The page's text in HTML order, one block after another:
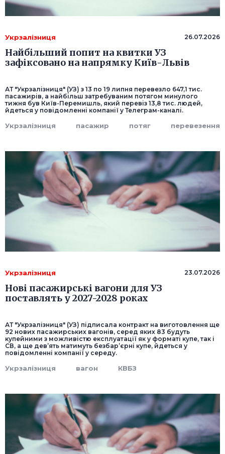
Укрзалізниця 26.07.2026
Найбільший попит на квитки УЗ
зафіксовано на напрямку Київ-Львів
АТ "Укрзалізниця" (УЗ) з 13 по 19 липня перевезло 647,1 тис.
пасажирів, а найбільш затребуваним потягом минулого
тижня був Київ-Перемишль, який перевіз 13,8 тис. людей,
йдеться у повідомленні компанії у Телеграм-каналі.
Укрзалізниця пасажир потяг перевезення
Укрзалізниця 23.07.2026
Нові пасажирські вагони для УЗ
поставлять у 2027-2028 роках
АТ "Укрзалізниця" (УЗ) підписала контракт на виготовлення ще
92 нових пасажирських вагонів, серед яких 83 будуть
купейними з можливістю експлуатації як у форматі купе, так і
СВ, а ще дев’ять матимуть безбар’єрні купе, йдеться у
повідомленні компанії у середу.
Укрзалізниця вагон КВБЗ